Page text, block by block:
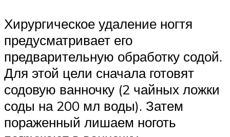
Хирургическое удаление ногтя
предусматривает его
предварительную обработку содой.
Для этой цели сначала готовят
содовую ванночку (2 чайных ложки
соды на 200 мл воды). Затем
пораженный лишаем ноготь